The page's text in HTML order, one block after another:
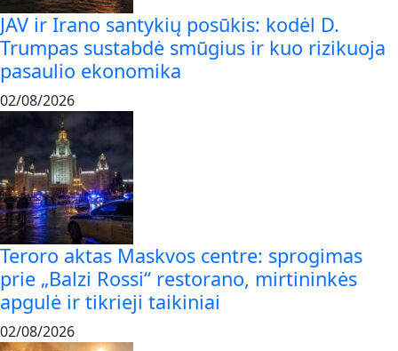
JAV ir Irano santykių posūkis: kodėl D.
Trumpas sustabdė smūgius ir kuo rizikuoja
pasaulio ekonomika
02/08/2026
Teroro aktas Maskvos centre: sprogimas
prie „Balzi Rossi“ restorano, mirtininkės
apgulė ir tikrieji taikiniai
02/08/2026